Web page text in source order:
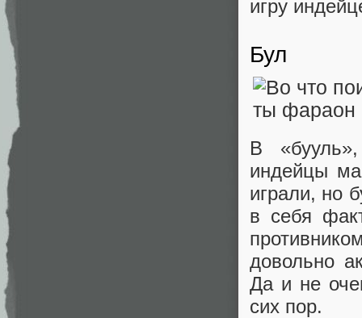
игру
Бул
В
индейцы
играли, но
в себя
довольно
Да и не
сих пор.